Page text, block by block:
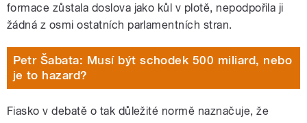
formace zůstala doslova jako kůl v plotě, nepodpořila ji
žádná z osmi ostatních parlamentních stran.
Petr Šabata: Musí být schodek 500 miliard, nebo
je to hazard?
Fiasko v debatě o tak důležité normě naznačuje, že